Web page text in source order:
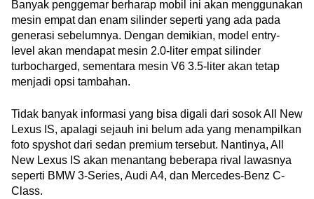
Banyak penggemar berharap mobil ini akan menggunakan
mesin empat dan enam silinder seperti yang ada pada
generasi sebelumnya. Dengan demikian, model entry-
level akan mendapat mesin 2.0-liter empat silinder
turbocharged, sementara mesin V6 3.5-liter akan tetap
menjadi opsi tambahan.
Tidak banyak informasi yang bisa digali dari sosok All New
Lexus IS, apalagi sejauh ini belum ada yang menampilkan
foto spyshot dari sedan premium tersebut. Nantinya, All
New Lexus IS akan menantang beberapa rival lawasnya
seperti BMW 3-Series, Audi A4, dan Mercedes-Benz C-
Class.